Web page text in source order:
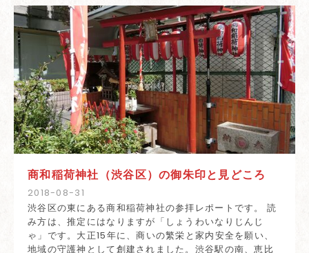
2018-08-31
商和稲荷神社（渋谷区）の御朱印と見どころ
渋谷区の東にある商和稲荷神社の参拝レポートです。 読
み方は、推定にはなりますが「しょうわいなりじんじ
ゃ」です。大正15年に、商いの繁栄と家内安全を願い、
地域の守護神として創建されました。渋谷駅の南、恵比